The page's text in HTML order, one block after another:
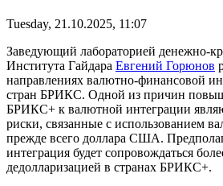
Tuesday, 21.10.2025, 11:07
Заведующий лабораторией денежно-
Института Гайдара Евгений Горюнов
направлениях валютно-финансовой
стран БРИКС. Одной из причин
БРИКС+ к валютной интеграции
риски, связанные с использованием
прежде всего доллара США.
интеграция будет сопровождаться
дедолларизацией в странах БРИКС+.